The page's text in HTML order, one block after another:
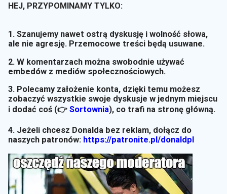
HEJ, PRZYPOMINAMY TYLKO:
1. Szanujemy nawet ostrą dyskusję i wolność słowa,
ale nie agresję. Przemocowe treści będą usuwane.
2. W komentarzach można swobodnie używać
embedów z mediów społecznościowych.
3. Polecamy założenie konta, dzięki temu możesz
zobaczyć wszystkie swoje dyskusje w jednym miejscu
i dodać coś (👉 Sortownia), co trafi na stronę główną.
4. Jeżeli chcesz Donalda bez reklam, dołącz do
naszych patronów: https://patronite.pl/donaldpl